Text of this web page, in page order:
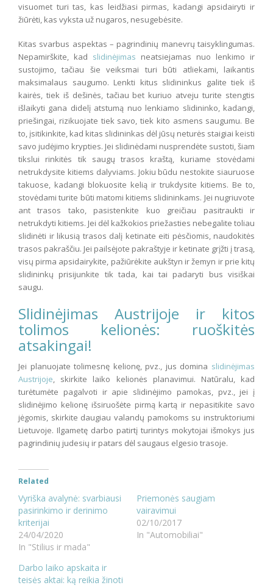
visuomet turi tas, kas leidžiasi pirmas, kadangi apsidairyti ir
žiūrėti, kas vyksta už nugaros, nesugebėsite.
Kitas svarbus aspektas – pagrindinių manevrų taisyklingumas.
Nepamirškite, kad slidinėjimas neatsiejamas nuo lenkimo ir
sustojimo, tačiau šie veiksmai turi būti atliekami, laikantis
maksimalaus saugumo. Lenkti kitus slidininkus galite tiek iš
kairės, tiek iš dešinės, tačiau bet kuriuo atveju turite stengtis
išlaikyti gana didelį atstumą nuo lenkiamo slidininko, kadangi,
priešingai, rizikuojate tiek savo, tiek kito asmens saugumu. Be
to, įsitikinkite, kad kitas slidininkas dėl jūsų neturės staigiai keisti
savo judėjimo krypties. Jei slidinėdami nusprendėte sustoti, šiam
tikslui rinkitės tik saugų trasos kraštą, kuriame stovėdami
netrukdysite kitiems dalyviams. Jokiu būdu nestokite siauruose
takuose, kadangi blokuosite kelią ir trukdysite kitiems. Be to,
stovėdami turite būti matomi kitiems slidininkams. Jei nugriuvote
ant trasos tako, pasistenkite kuo greičiau pasitraukti ir
netrukdyti kitiems. Jei dėl kažkokios priežasties nebegalite toliau
slidinėti ir likusią trasos dalį ketinate eiti pėsčiomis, naudokitės
trasos pakraščiu. Jei pailsėjote pakraštyje ir ketinate grįžti į trasą,
visų pirma apsidairykite, pažiūrėkite aukštyn ir žemyn ir prie kitų
slidininkų prisijunkite tik tada, kai tai padaryti bus visiškai
saugu.
Slidinėjimas Austrijoje ir kitos
tolimos kelionės: ruoškitės
atsakingai!
Jei planuojate tolimesnę kelionę, pvz., jus domina slidinėjimas
Austrijoje, skirkite laiko kelionės planavimui. Natūralu, kad
turėtumėte pagalvoti ir apie slidinėjimo pamokas, pvz., jei į
slidinėjimo kelionę išsiruošėte pirmą kartą ir nepasitikite savo
jėgomis, skirkite daugiau valandų pamokoms su instruktoriumi
Lietuvoje. Ilgametę darbo patirtį turintys mokytojai išmokys jus
pagrindinių judesių ir patars dėl saugaus elgesio trasoje.
Related
Vyriška avalynė: svarbiausi
pasirinkimo ir derinimo
kriterijai
24/04/2020
In "Stilius ir mada"
Priemonės saugiam
vairavimui
02/10/2017
In "Automobiliai"
Darbo laiko apskaita ir
teisės aktai: ką reikia žinoti